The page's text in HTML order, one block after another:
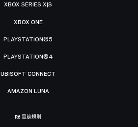
XBOX SERIES X|S
XBOX ONE
PLAYSTATION®5
PLAYSTATION®4
UBISOFT CONNECT
AMAZON LUNA
R6 電競規則